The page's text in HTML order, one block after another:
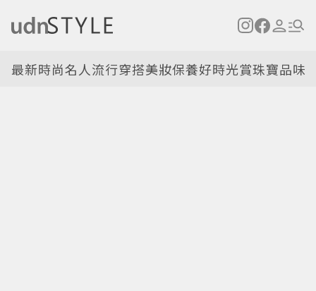
最新時尚名人流行穿搭美妝保養好時光賞珠寶品味